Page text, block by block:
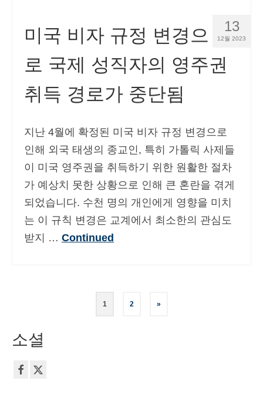
13
12월 2023
미국 비자 규정 변경으
로 국제 성직자의 영주권
취득 경로가 중단됨
지난 4월에 확정된 미국 비자 규정 변경으로
인해 외국 태생의 종교인, 특히 가톨릭 사제들
이 미국 영주권을 취득하기 위한 원활한 절차
가 예상치 못한 상황으로 인해 큰 혼란을 겪게
되었습니다. 수천 명의 개인에게 영향을 미치
는 이 규칙 변경은 교계에서 최소한의 관심도
받지 … Continued
페
이
1 2 »
소셜